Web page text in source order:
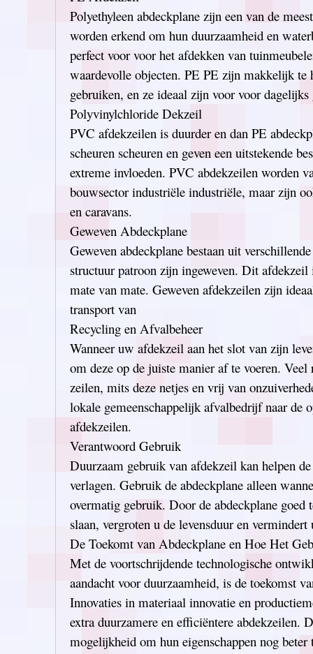
Polyethyleen abdeckplane zijn een van de
worden erkend om hun duurzaamheid en
perfect voor voor het afdekken van
waardevolle objecten. PE PE zijn makkelijk te
gebruiken, en ze ideaal zijn voor voor
Polyvinylchloride Dekzeil
PVC afdekzeilen is duurder en dan PE
scheuren scheuren en geven een uitstekende
extreme invloeden. PVC abdekzeilen worden
bouwsector industriële industriële, maar zijn
en caravans.
Geweven Abdeckplane
Geweven abdeckplane bestaan uit
structuur patroon zijn ingeweven. Dit
mate van mate. Geweven afdekzeilen zijn
transport van
Recycling en Afvalbeheer
Wanneer uw afdekzeil aan het slot van zijn
om deze op de juiste manier af te voeren. Veel
zeilen, mits deze netjes en vrij van
lokale gemeenschappelijk afvalbedrijf naar de
afdekzeilen.
Verantwoord Gebruik
Duurzaam gebruik van afdekzeil kan helpen
verlagen. Gebruik de abdeckplane alleen
overmatig gebruik. Door de abdeckplane goed
slaan, vergroten u de levensduur en
De Toekomt van Abdeckplane en Hoe Het
Met de voortschrijdende technologische
aandacht voor duurzaamheid, is de toekomst
Innovaties in materiaal innovatie en
extra duurzamere en efficiëntere abdekzeilen.
mogelijkheid om hun eigenschappen nog